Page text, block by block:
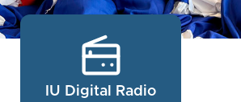
IU Digital Radio